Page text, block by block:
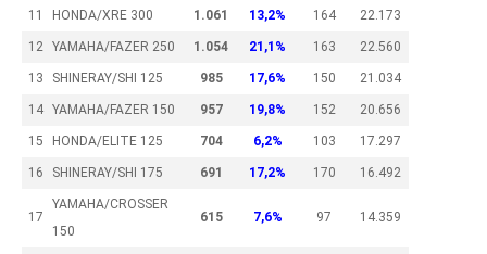
11 HONDA/XRE 300 1.061 13,2% 164 22.173
12 YAMAHA/FAZER 250 1.054 21,1% 163 22.560
13 SHINERAY/SHI 125 985 17,6% 150 21.034
14 YAMAHA/FAZER 150 957 19,8% 152 20.656
15 HONDA/ELITE 125 704 6,2% 103 17.297
16 SHINERAY/SHI 175 691 17,2% 170 16.492
17
YAMAHA/CROSSER
150
615 7,6% 97 14.359